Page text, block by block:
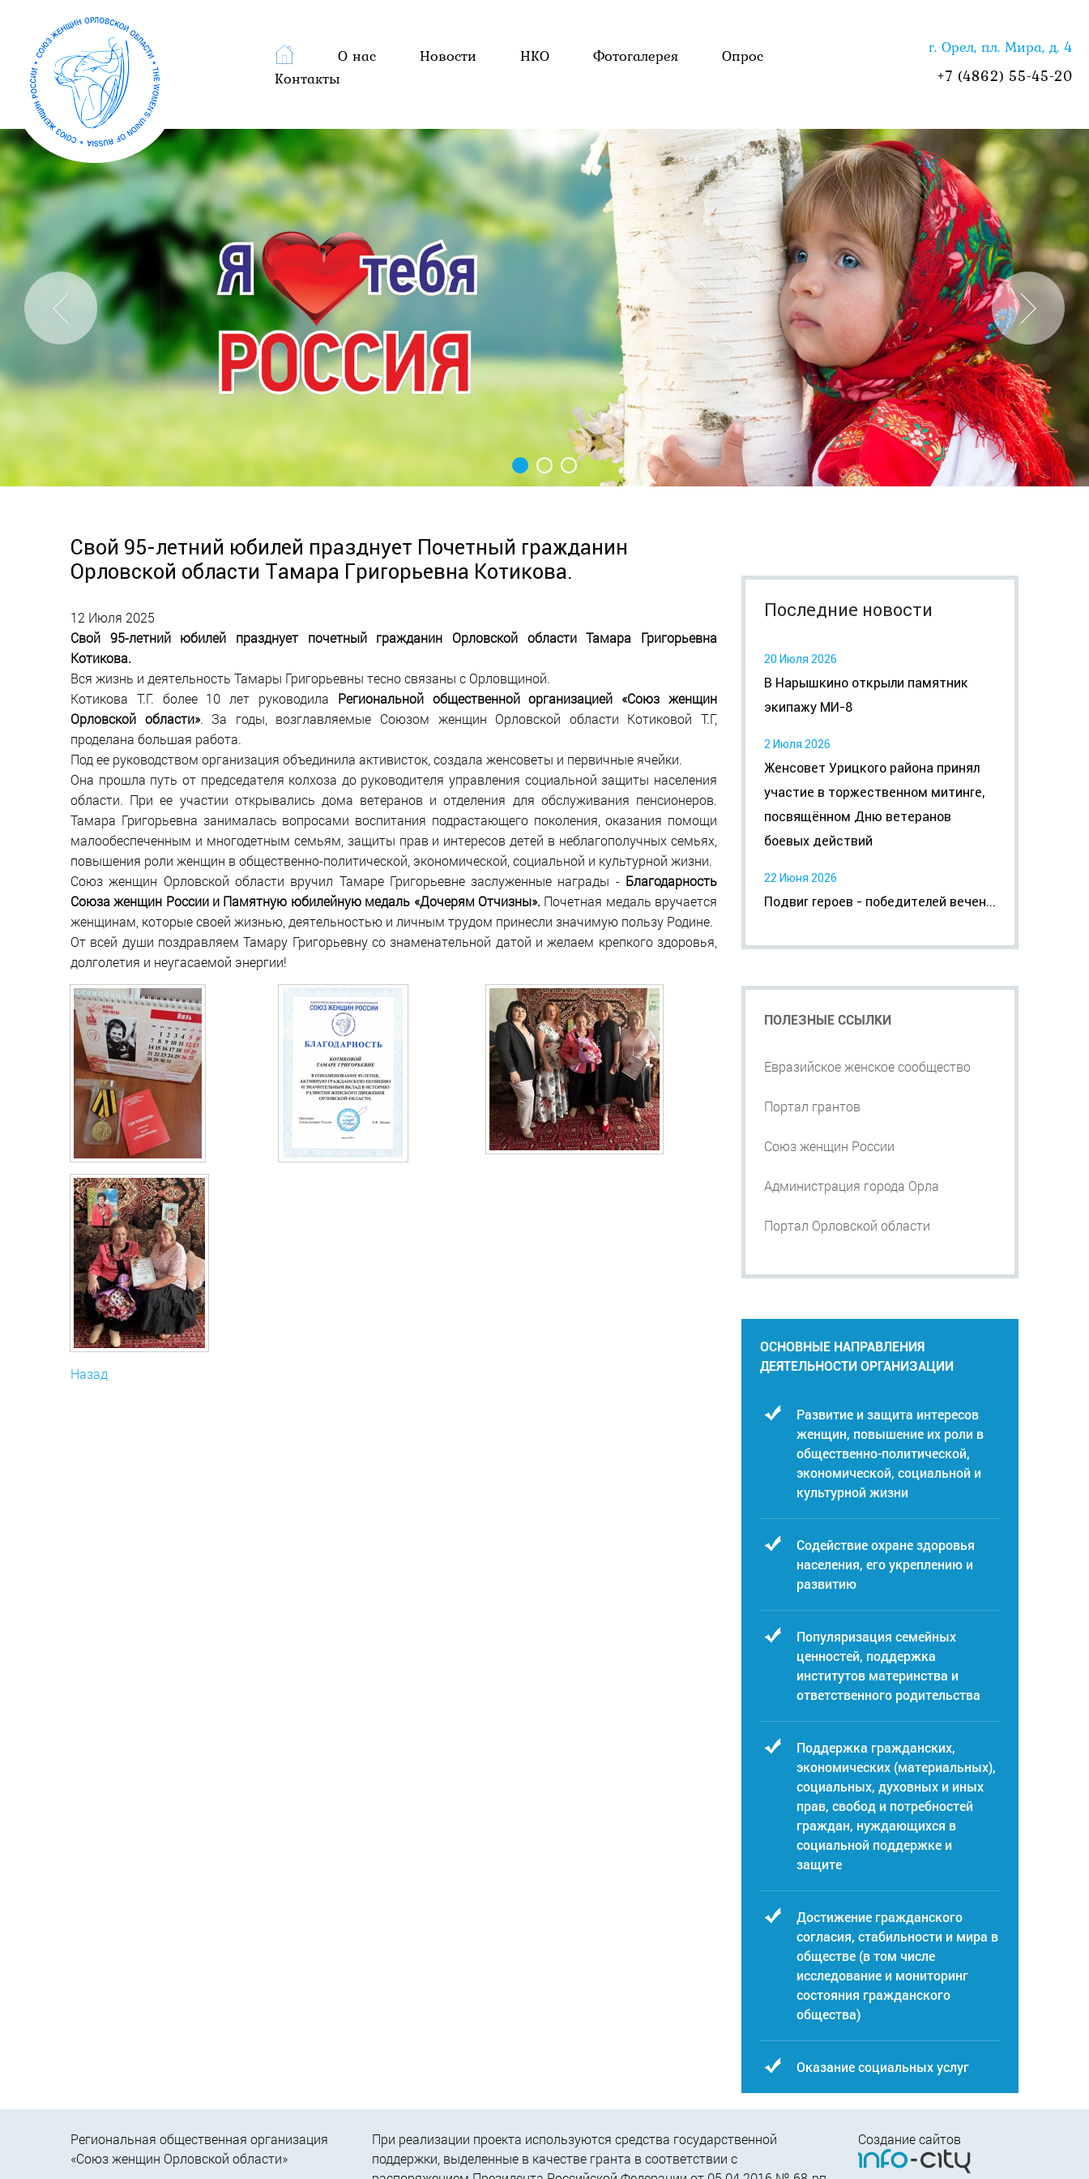
О нас Новости НКО Фотогалерея
Опрос
Контакты
г. Орел, пл. Мира, д. 4
+7 (4862) 55-45-20
Свой 95-летний юбилей празднует Почетный гражданин
Орловской области Тамара Григорьевна Котикова.
12 Июля 2025
Свой 95-летний юбилей празднует почетный гражданин Орловской области Тамара Григорьевна
Котикова.
Вся жизнь и деятельность Тамары Григорьевны тесно связаны с Орловщиной.
Котикова Т.Г. более 10 лет руководила Региональной общественной организацией «Союз женщин
Орловской области». За годы, возглавляемые Союзом женщин Орловской области Котиковой Т.Г,
проделана большая работа.
Под ее руководством организация объединила активисток, создала женсоветы и первичные ячейки.
Она прошла путь от председателя колхоза до руководителя управления социальной защиты населения
области. При ее участии открывались дома ветеранов и отделения для обслуживания пенсионеров.
Тамара Григорьевна занималась вопросами воспитания подрастающего поколения, оказания помощи
малообеспеченным и многодетным семьям, защиты прав и интересов детей в неблагополучных семьях,
повышения роли женщин в общественно-политической, экономической, социальной и культурной жизни.
Союз женщин Орловской области вручил Тамаре Григорьевне заслуженные награды - Благодарность
Союза женщин России и Памятную юбилейную медаль «Дочерям Отчизны». Почетная медаль вручается
женщинам, которые своей жизнью, деятельностью и личным трудом принесли значимую пользу Родине.
От всей души поздравляем Тамару Григорьевну со знаменательной датой и желаем крепкого здоровья,
долголетия и неугасаемой энергии!
Назад
Последние новости
20 Июля 2026
В Нарышкино открыли памятник
экипажу МИ-8
2 Июля 2026
Женсовет Урицкого района принял
участие в торжественном митинге,
посвящённом Дню ветеранов
боевых действий
22 Июня 2026
Подвиг героев - победителей вечен...
ПОЛЕЗНЫЕ ССЫЛКИ
Евразийское женское сообщество
Портал грантов
Союз женщин России
Администрация города Орла
Портал Орловской области
ОСНОВНЫЕ НАПРАВЛЕНИЯ
ДЕЯТЕЛЬНОСТИ ОРГАНИЗАЦИИ
Развитие и защита интересов
женщин, повышение их роли в
общественно-политической,
экономической, социальной и
культурной жизни
Содействие охране здоровья
населения, его укреплению и
развитию
Популяризация семейных
ценностей, поддержка
институтов материнства и
ответственного родительства
Поддержка гражданских,
экономических (материальных),
социальных, духовных и иных
прав, свобод и потребностей
граждан, нуждающихся в
социальной поддержке и
защите
Достижение гражданского
согласия, стабильности и мира в
обществе (в том числе
исследование и мониторинг
состояния гражданского
общества)
Оказание социальных услуг
Региональная общественная организация
«Союз женщин Орловской области»
При реализации проекта используются средства государственной
поддержки, выделенные в качестве гранта в соответствии c
Создание сайтов